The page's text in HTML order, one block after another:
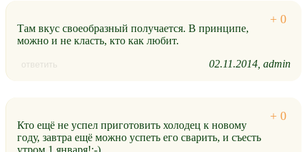
Там вкус своеобразный получается. В принципе,
можно и не класть, кто как любит.
ответить 02.11.2014 admin
Кто ещё не успел приготовить холодец к новому
году, завтра ещё можно успеть его сварить, и съесть
утром 1 января!:-)